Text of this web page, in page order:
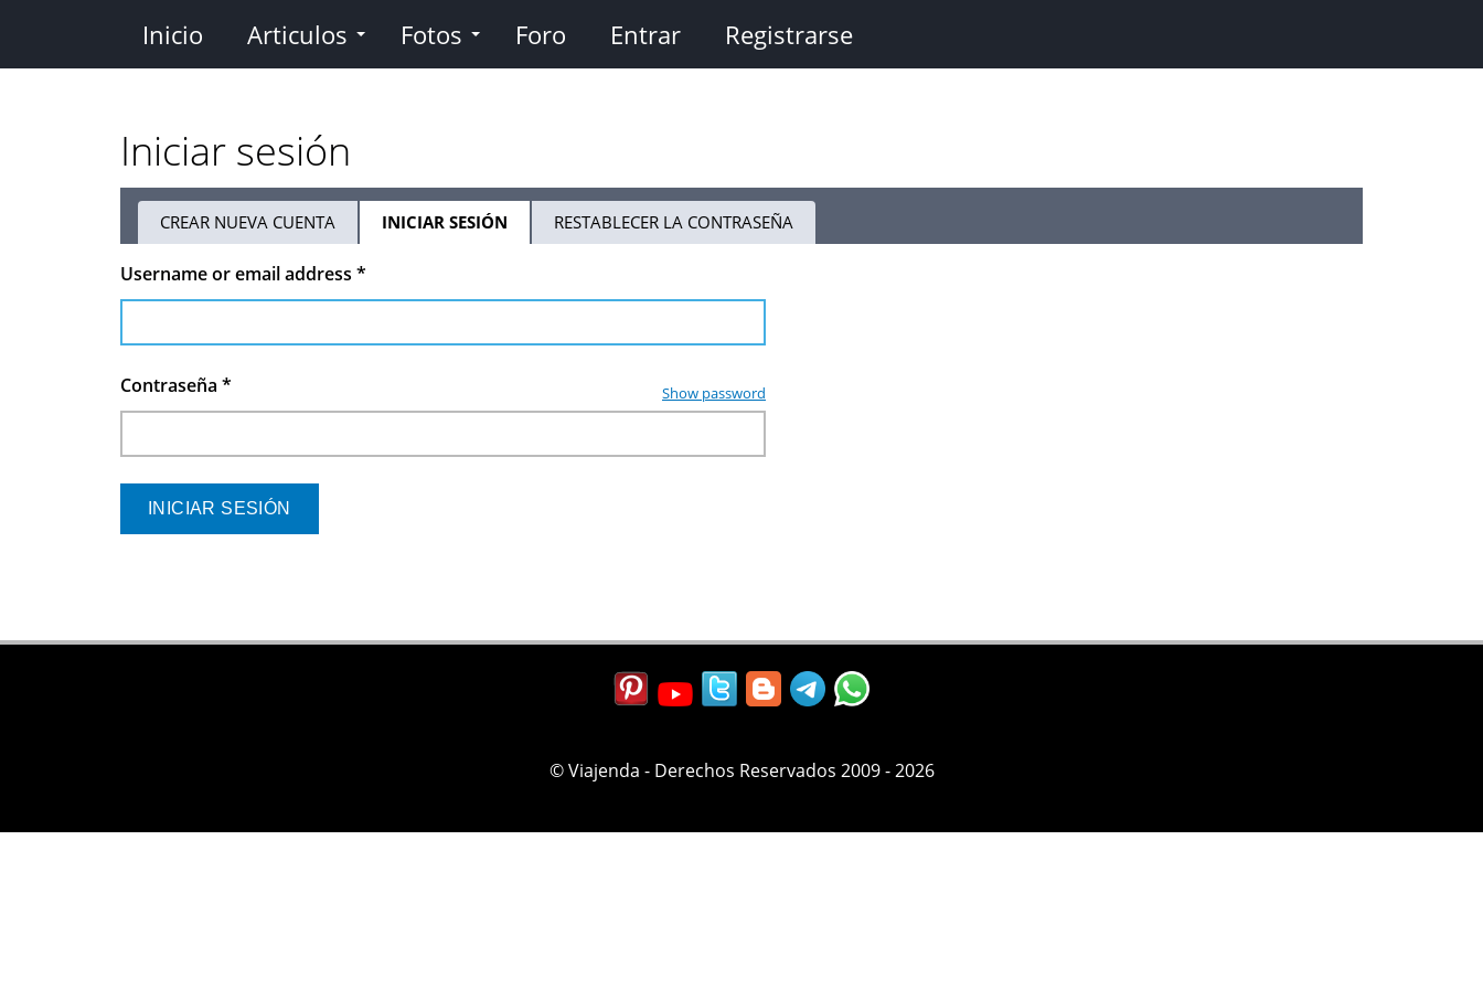
contenido
Inicio Articulos Fotos Foro Entrar Registrarse
Iniciar sesión
Solapas
principales
CREAR NUEVA CUENTA INICIAR SESIÓN (SOLAPA
ACTIVA)
RESTABLECER LA CONTRASEÑA
Username or email address *
Contraseña * Show password
© Viajenda - Derechos Reservados 2009 - 2026